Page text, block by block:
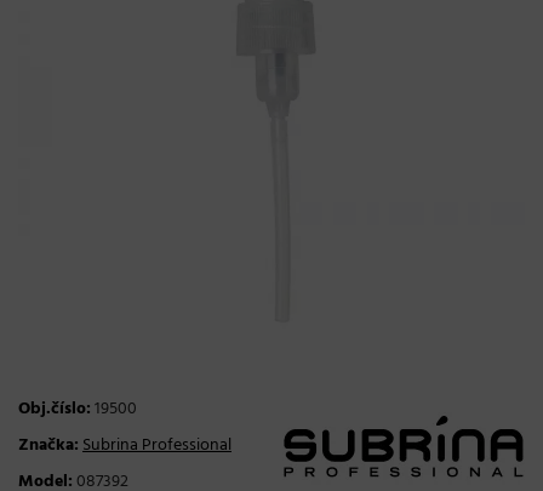
Obj.číslo:19500
Značka:Subrina Professional
Model:087392